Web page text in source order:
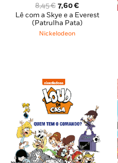
8,45€ O
preço
original
era:
7,60€O
preço
atual
Lê com a Skye e a Everest
(Patrulha Pata)
Nickelodeon